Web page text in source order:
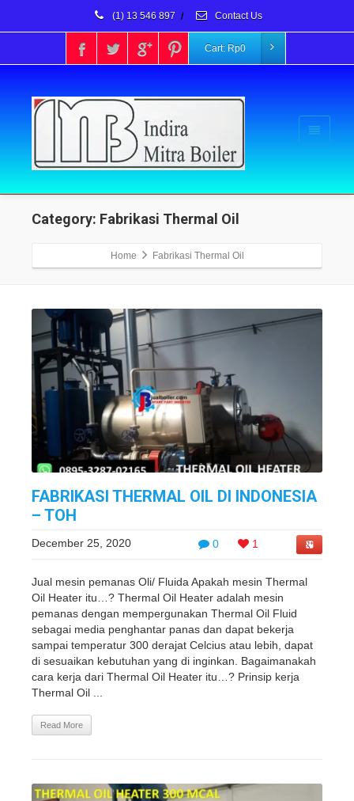
(1) 13 546 897 / Contact Us
Cart: Rp0
Category: Fabrikasi Thermal Oil
Home Fabrikasi Thermal Oil
FABRIKASI THERMAL OIL DI INDONESIA
– TOH
0 1
December 25, 2020
Jual mesin pemanas Oli/ Fluida Apakah mesin Thermal
Oil Heater itu…? Thermal Oil Heater adalah mesin
pemanas dengan mempergunakan Thermal Oil Fluid
sebagai media penghantar panas dan dapat bekerja
sampai temperatur 300 derajat Celcius atau lebih, dapat
di sesuaikan kebutuhan yang di inginkan. Bagaimanakah
cara kerja dari Thermal Oil Heater itu…? Prinsip kerja
Thermal Oil ...
Read More